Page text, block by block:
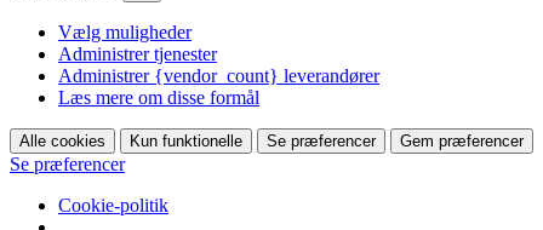
Vælg muligheder
Administrer tjenester
Administrer {vendor_count} leverandører
Læs mere om disse formål
Alle cookies Kun funktionelle Se præferencer Gem præferencer
Se præferencer
Cookie-politik